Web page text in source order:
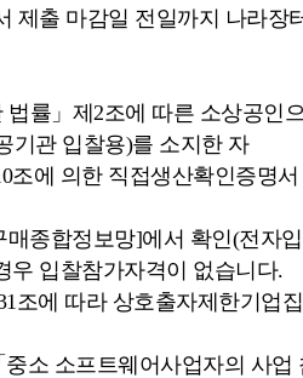
출 마감일 전일까지 나라장
률」제2조에 따른 소상공인
기관 입찰용)를 소지한 자
에 의한 직접생산확인증명
매종합정보망]에서 확인(전자
우 입찰참가자격이 없습니다.
조에 따라 상호출자제한기업
소 소프트웨어사업자의 사업